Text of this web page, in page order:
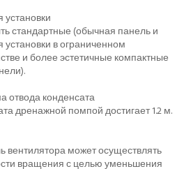
стандартные (обычная панель и
в ограниченном
и более эстетичные компактные
отвода конденсата
дренажной помпой достигает 1.2 м.
вентилятора может осуществлять
вращения с целью уменьшения